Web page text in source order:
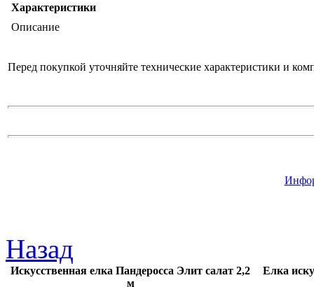
Характеристики
Описание
Перед покупкой уточняйте технические характеристики и
Назад
Искусственная елка Пандеросса Элит салат 2,2
м
Елка